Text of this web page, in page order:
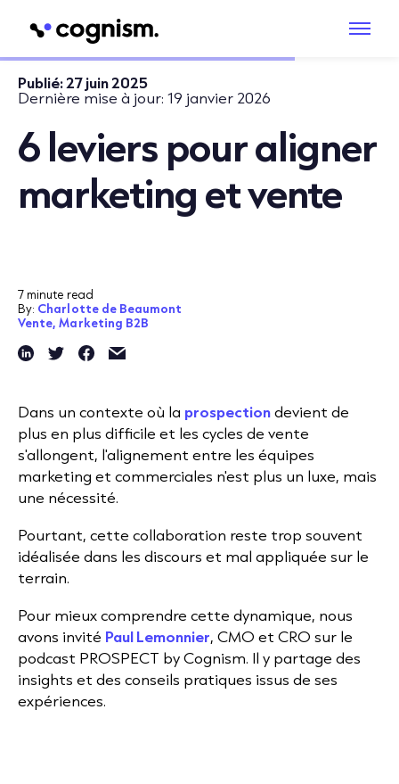
Publié:27 juin 2025
Dernière mise à jour: 19 janvier 2026
6 leviers pour aligner
marketing et vente
7 minute read
By: Charlotte de Beaumont
Vente,Marketing B2B
Dans un contexte où la prospectiondevient de
plus en plus difficile et les cycles de vente
s'allongent, l'alignement entre les équipes
marketing et commerciales n'est plus un luxe, mais
une nécessité.
Pourtant, cette collaboration reste trop souvent
idéalisée dans les discours et mal appliquée sur le
terrain.
Pour mieux comprendre cette dynamique, nous
avons invité Paul Lemonnier, CMO et CRO sur le
podcast PROSPECT by Cognism. Il y partage des
insights et des conseils pratiques issus de ses
expériences.